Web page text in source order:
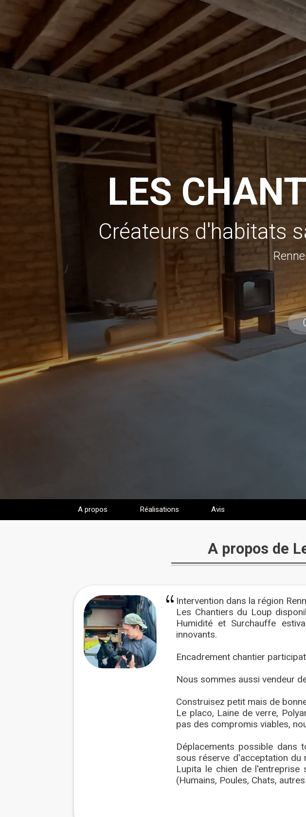
LES
Créateurs d'habitats
A propos Réalisations Avis
A propos de
Intervention dans la région
Les Chantiers du Loup
Humidité et Surchauffe
innovants.
Encadrement chantier
Nous sommes aussi vendeur
Construisez petit mais de
Le placo, Laine de verre,
pas des compromis viables,
Déplacements possible dans
sous réserve d'acceptation du
Lupita le chien de
(Humains, Poules, Chats,